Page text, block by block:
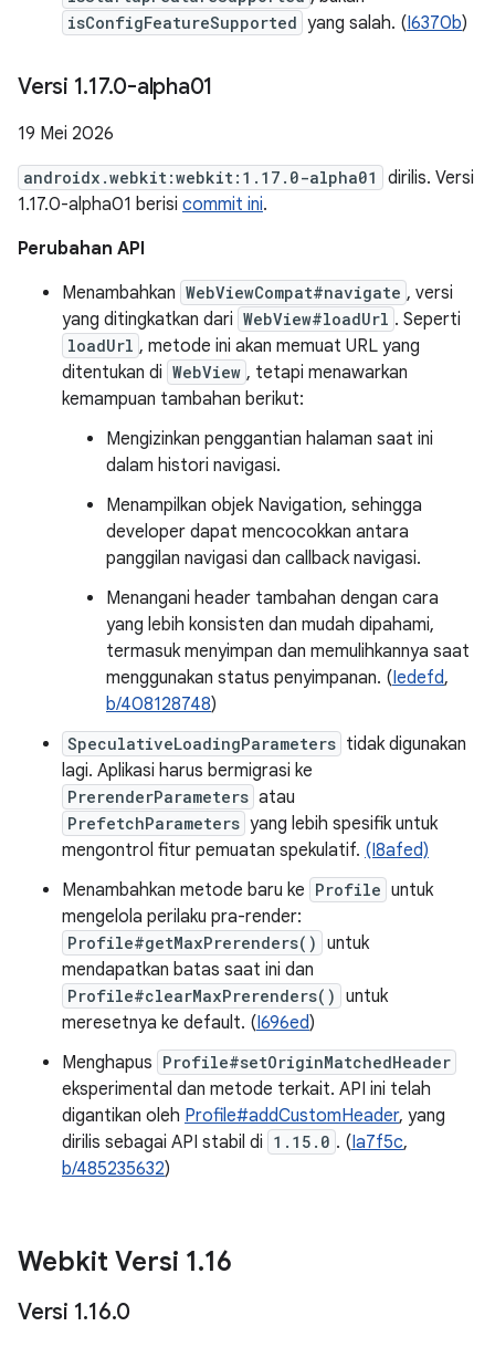
isConfigFeatureSupported yang salah. (I6370b)
Versi 1.17.0-alpha01
19 Mei 2026
androidx.webkit:webkit:1.17.0-alpha01
dirilis. Versi
1.17.0-alpha01 berisi commit ini.
Perubahan API
Menambahkan WebViewCompat#navigate , versi
yang ditingkatkan dari WebView#loadUrl . Seperti
loadUrl , metode ini akan memuat URL yang
ditentukan di WebView , tetapi menawarkan
kemampuan tambahan berikut:
Mengizinkan penggantian halaman saat ini
dalam histori navigasi.
Menampilkan objek Navigation, sehingga
developer dapat mencocokkan antara
panggilan navigasi dan callback navigasi.
Menangani header tambahan dengan cara
yang lebih konsisten dan mudah dipahami,
termasuk menyimpan dan memulihkannya saat
menggunakan status penyimpanan. (Iedefd,
b/408128748)
SpeculativeLoadingParameters tidak digunakan
lagi. Aplikasi harus bermigrasi ke
PrerenderParameters atau
PrefetchParameters yang lebih spesifik untuk
mengontrol fitur pemuatan spekulatif. (I8afed)
Menambahkan metode baru ke Profile untuk
mengelola perilaku pra-render:
Profile#getMaxPrerenders() untuk
mendapatkan batas saat ini dan
Profile#clearMaxPrerenders() untuk
meresetnya ke default. (I696ed)
Menghapus Profile#setOriginMatchedHeader
eksperimental dan metode terkait. API ini telah
digantikan oleh Profile#addCustomHeader, yang
dirilis sebagai API stabil di 1.15.0 . (Ia7f5c,
b/485235632)
Webkit Versi 1.16
Versi 1.16.0